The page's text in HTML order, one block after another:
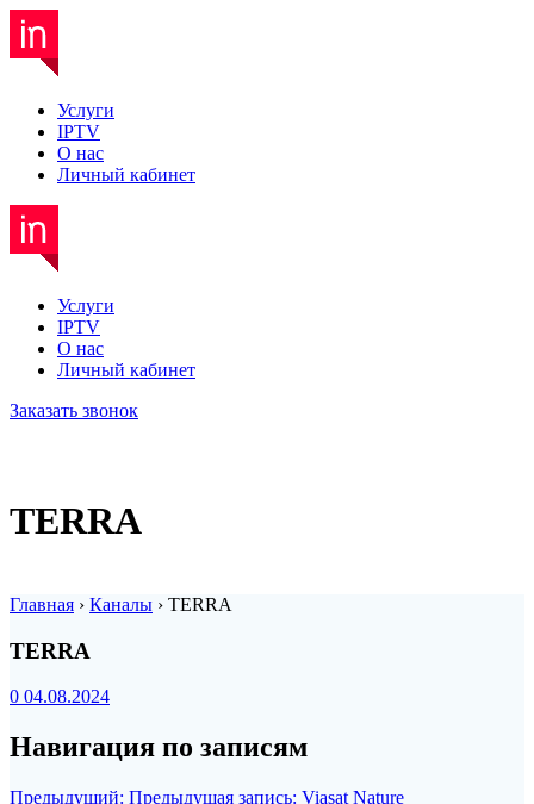
Услуги
IPTV
О нас
Личный кабинет
Услуги
IPTV
О нас
Личный кабинет
Заказать звонок
TERRA
Главная › Каналы › TERRA
TERRA
0 04.08.2024
Навигация по записям
Предыдущий: Предыдущая запись: Viasat Nature